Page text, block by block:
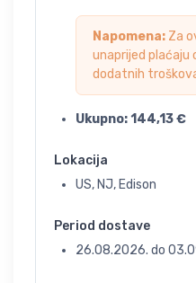
Napomena: Za
unaprijed plaćaju
dodatnih
Ukupno:144,13€
Lokacija
US, NJ, Edison
Period dostave
26.08.2026. do